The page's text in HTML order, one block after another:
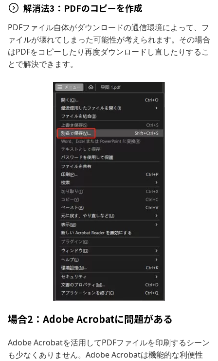
解消法3：PDFのコピーを作成
PDFファイル自体がダウンロードの通信環境によって、フ
ァイルが壊れてしまった可能性が考えられます。その場合
はPDFをコピーしたり再度ダウンロードし直したりするこ
とで解決できます。
場合2：Adobe Acrobatに問題がある
Adobe Acrobatを活用してPDFファイルを印刷するシーン
も少なくありません。Adobe Acrobatは機能的な利便性